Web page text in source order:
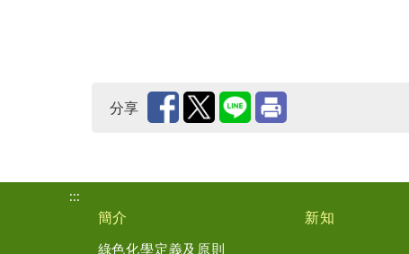
分享
:::
簡介
綠色化學定義及原則
新知